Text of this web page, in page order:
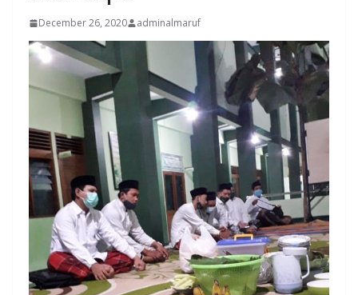
December 26, 2020 adminalmaruf